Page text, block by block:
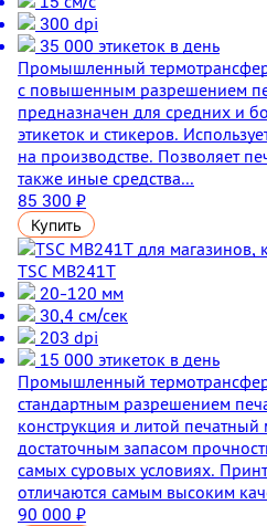
300 dpi
35 000 этикеток в день
Промышленный
с повышенным разрешением
предназначен для средних и
этикеток и стикеров.
на производстве. Позволяет
также иные средства...
85 300 ₽
Купить
TSC MB241T
20-120 мм
30,4 см/сек
203 dpi
15 000 этикеток в день
Промышленный
стандартным разрешением
конструкция и литой
достаточным запасом
самых суровых условиях.
отличаются самым высоким
90 000 ₽